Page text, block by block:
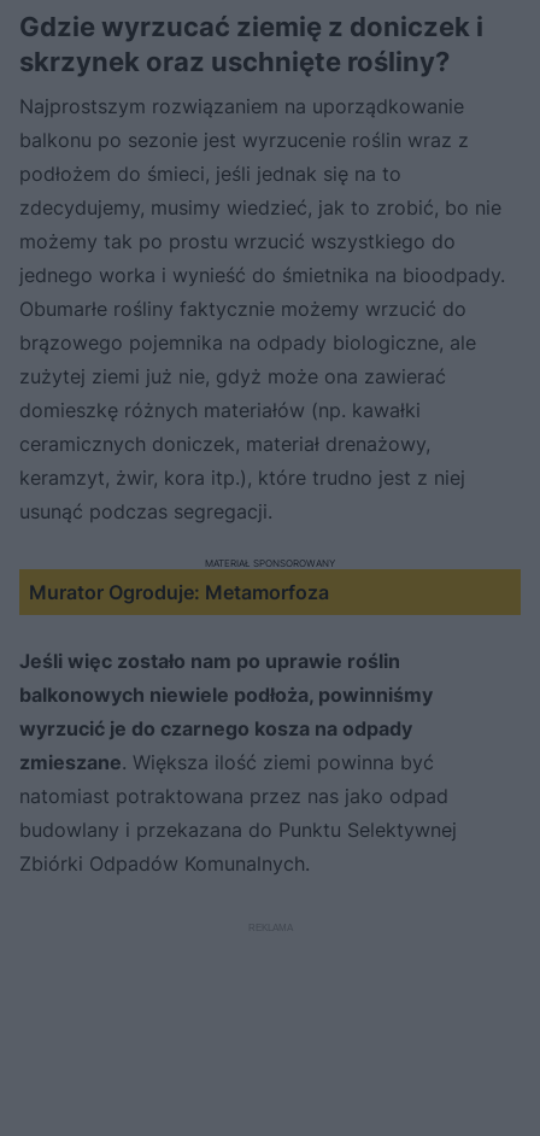
Gdzie wyrzucać ziemię z doniczek i
skrzynek oraz uschnięte rośliny?
Najprostszym rozwiązaniem na uporządkowanie
balkonu po sezonie jest wyrzucenie roślin wraz z
podłożem do śmieci, jeśli jednak się na to
zdecydujemy, musimy wiedzieć, jak to zrobić, bo nie
możemy tak po prostu wrzucić wszystkiego do
jednego worka i wynieść do śmietnika na bioodpady.
Obumarłe rośliny faktycznie możemy wrzucić do
brązowego pojemnika na odpady biologiczne, ale
zużytej ziemi już nie, gdyż może ona zawierać
domieszkę różnych materiałów (np. kawałki
ceramicznych doniczek, materiał drenażowy,
keramzyt, żwir, kora itp.), które trudno jest z niej
usunąć podczas segregacji.
Murator Ogroduje: Metamorfoza
MATERIAŁ SPONSOROWANY
Jeśli więc zostało nam po uprawie roślin
balkonowych niewiele podłoża, powinniśmy
wyrzucić je do czarnego kosza na odpady
zmieszane. Większa ilość ziemi powinna być
natomiast potraktowana przez nas jako odpad
budowlany i przekazana do Punktu Selektywnej
Zbiórki Odpadów Komunalnych.